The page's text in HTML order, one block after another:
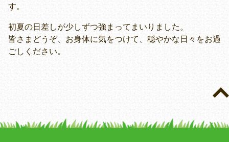
す。
初夏の日差しが少しずつ強まってまいりました。
皆さまどうぞ、お身体に気をつけて、穏やかな日々をお過
ごしください。